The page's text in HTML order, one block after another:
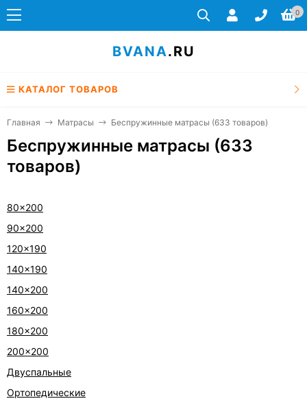
0
BVANA.RU
КАТАЛОГ ТОВАРОВ
Главная Матрасы Беспружинные матрасы (633 товаров)
Беспружинные матрасы (633
товаров)
80x200
90x200
120x190
140x190
140x200
160x200
180x200
200x200
Двуспальные
Ортопедические